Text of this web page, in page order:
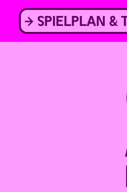
content
SPIELPLAN &